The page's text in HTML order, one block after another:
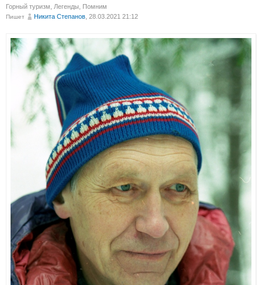
Горный туризм Легенды Помним
Пишет Никита Степанов , 28.03.2021 21:12